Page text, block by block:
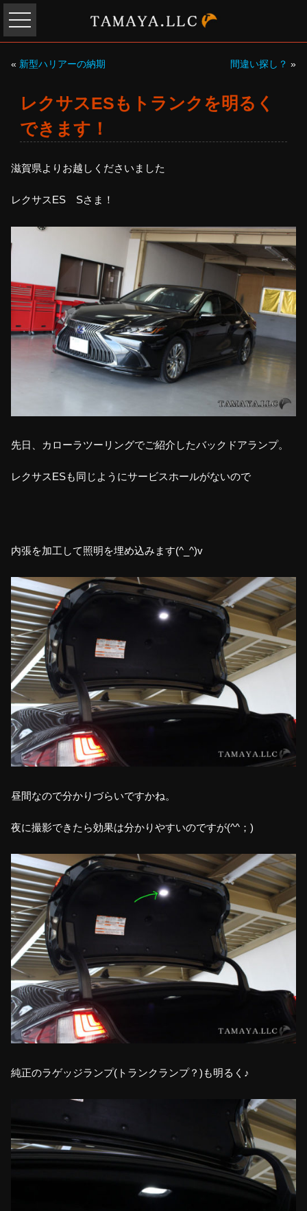
« 新型ハリアーの納期 間違い探し？ »
レクサスESもトランクを明るく
できます！
滋賀県よりお越しくださいました
レクサスES Sさま！
先日、カローラツーリングでご紹介したバックドアランプ。
レクサスESも同じようにサービスホールがないので
内張を加工して照明を埋め込みます(^_^)v
昼間なので分かりづらいですかね。
夜に撮影できたら効果は分かりやすいのですが(^^；)
純正のラゲッジランプ(トランクランプ？)も明るく♪